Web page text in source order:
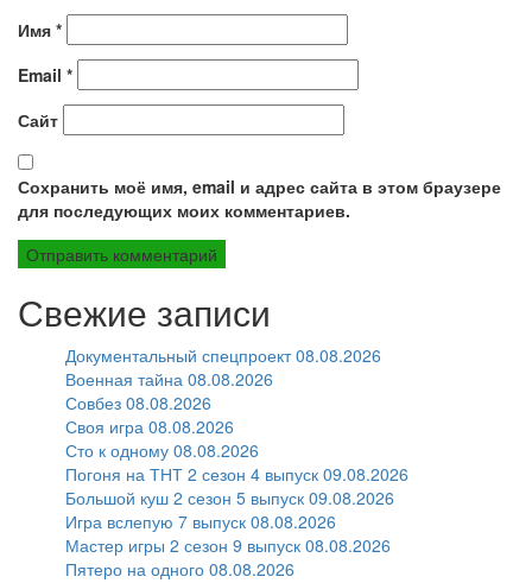
Имя *
Email *
Сайт
Сохранить моё имя, email и адрес сайта в этом браузере
для последующих моих комментариев.
Свежие записи
Документальный спецпроект 08.08.2026
Военная тайна 08.08.2026
Совбез 08.08.2026
Своя игра 08.08.2026
Сто к одному 08.08.2026
Погоня на ТНТ 2 сезон 4 выпуск 09.08.2026
Большой куш 2 сезон 5 выпуск 09.08.2026
Игра вслепую 7 выпуск 08.08.2026
Мастер игры 2 сезон 9 выпуск 08.08.2026
Пятеро на одного 08.08.2026